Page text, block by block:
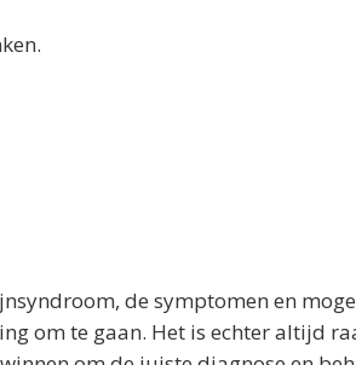
de symptomen en
om te gaan. Het is echter altijd